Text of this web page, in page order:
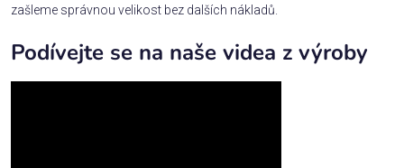
zašleme správnou velikost bez dalších nákladů.
Podívejte se na naše videa z výroby